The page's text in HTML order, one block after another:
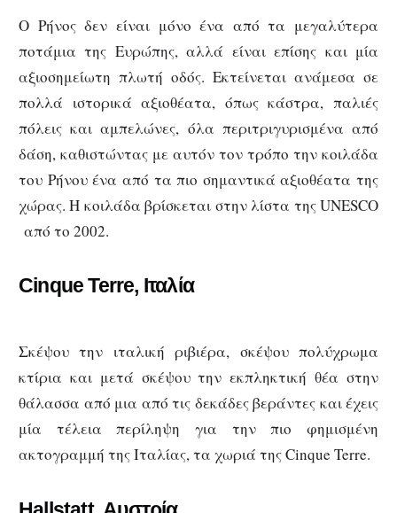
Ο Ρήνος δεν είναι μόνο ένα από τα μεγαλύτερα
ποτάμια της Ευρώπης, αλλά είναι επίσης και μία
αξιοσημείωτη πλωτή οδός. Εκτείνεται ανάμεσα σε
πολλά ιστορικά αξιοθέατα, όπως κάστρα, παλιές
πόλεις και αμπελώνες, όλα περιτριγυρισμένα από
δάση, καθιστώντας με αυτόν τον τρόπο την κοιλάδα
του Ρήνου ένα από τα πιο σημαντικά αξιοθέατα της
χώρας. Η κοιλάδα βρίσκεται στην λίστα της UNESCO
από το 2002.
Cinque Terre, Ιταλία
Σκέψου την ιταλική ριβιέρα, σκέψου πολύχρωμα
κτίρια και μετά σκέψου την εκπληκτική θέα στην
θάλασσα από μια από τις δεκάδες βεράντες και έχεις
μία τέλεια περίληψη για την πιο φημισμένη
ακτογραμμή της Ιταλίας, τα χωριά της Cinque Terre.